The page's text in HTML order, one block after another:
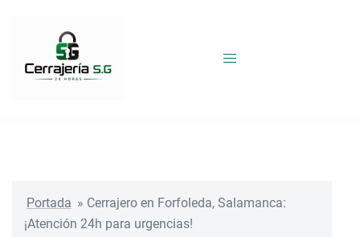
Portada » Cerrajero en Forfoleda, Salamanca:
¡Atención 24h para urgencias!